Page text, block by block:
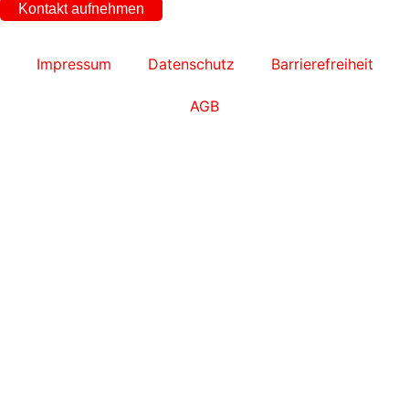
Kontakt aufnehmen
Impressum Datenschutz Barrierefreiheit
AGB